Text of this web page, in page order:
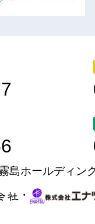
島ホールディン
・